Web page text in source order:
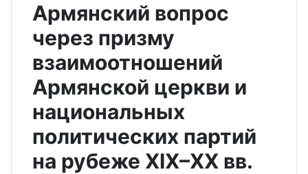
Армянский вопрос
через призму
взаимоотношений
Армянской церкви и
национальных
политических партий
на рубеже XIX–XX вв.